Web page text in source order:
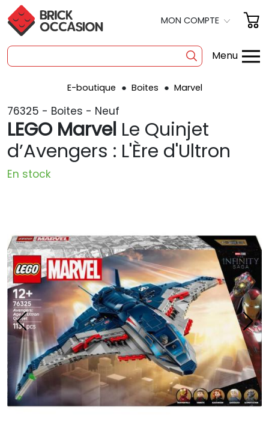
MON COMPTE
Menu
SHOP
BOITES
À LA PIÈCE
A PROPOS
ACTUALITÉS
ANNIVERSAIRE
BONS CADEAUX
CONTACT
E-boutique Boites Marvel
76325 - Boites - Neuf
LEGO Marvel Le Quinjet
d’Avengers : L'Ère d'Ultron
En stock